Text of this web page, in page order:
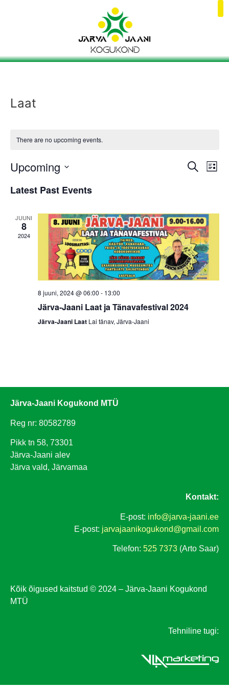
Laat
There are no upcoming events.
Search
List
Upcoming
date.
Latest Past Events
JUUNI
8
2024
8 juuni, 2024 @ 06:00 - 13:00
Järva-Jaani Laat ja Tänavafestival 2024
Järva-Jaani Laat Lai tänav, Järva-Jaani
Järva-Jaani Kogukond MTÜ
Reg nr: 80582789
Pikk tn 58, 73301
Järva-Jaani alev
Järva vald, Järvamaa
Kontakt:
E-post: info@jarva-jaani.ee
E-post: jarvajaanikogukond@gmail.com
Telefon: 525 7373 (Arto Saar)
Kõik õigused kaitstud © 2024 – Järva-Jaani Kogukond
MTÜ
Tehniline tugi: